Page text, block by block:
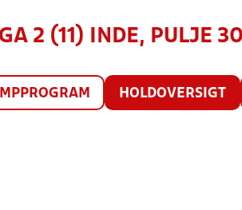
2 (11) INDE, PULJE
HOLDOVERSIGT